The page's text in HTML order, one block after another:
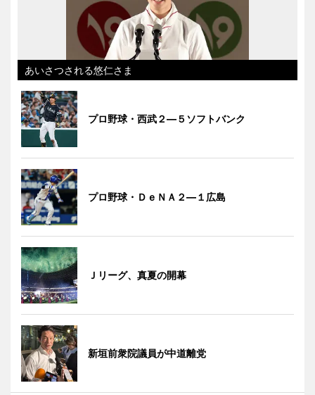
あいさつされる悠仁さま
プロ野球・西武２―５ソフトバンク
プロ野球・ＤｅＮＡ２―１広島
Ｊリーグ、真夏の開幕
新垣前衆院議員が中道離党